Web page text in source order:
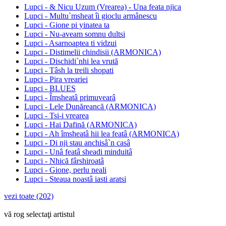
Lupci - & Nicu Uzum (Vrearea) - Una feata njica
Lupci - Multu`msheat îi gioclu armânescu
Lupci - Gione pi yinatea ta
Lupci - Nu-aveam somnu dultsi
Lupci - Asarnoaptea ti vidzui
Lupci - Distimelii chindisii (ARMONICA)
Lupci - Dischidi`nhi lea vrută
Lupci - Tâsh la treili shopati
Lupci - Pira vreariei
Lupci - BLUES
Lupci - Îmsheatâ primuvearâ
Lupci - Lele Dunăreancă (ARMONICA)
Lupci - Tsi-i vrearea
Lupci - Hai Dafină (ARMONICA)
Lupci - Ah îmsheatâ hii lea featâ (ARMONICA)
Lupci - Di nji stau anchisâ`n casâ
Lupci - Unâ featâ sheadi minduitâ
Lupci - Nhică fârshiroatâ
Lupci - Gione, perlu neali
Lupci - Steaua noastâ iasti aratsi
vezi toate (202)
vă rog selectaţi artistul